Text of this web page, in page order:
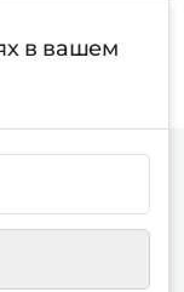
в вашем